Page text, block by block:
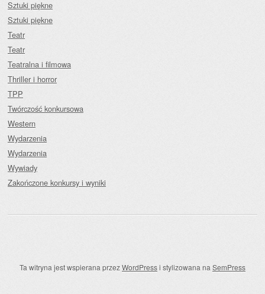
Sztuki piękne
Sztuki piękne
Teatr
Teatr
Teatralna i filmowa
Thriller i horror
TPP
Twórczość konkursowa
Western
Wydarzenia
Wydarzenia
Wywiady
Zakończone konkursy i wyniki
Ta witryna jest wspierana przezWordPressi stylizowana na SemPress